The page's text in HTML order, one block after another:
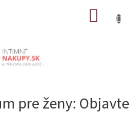
pre ženy: Objavte